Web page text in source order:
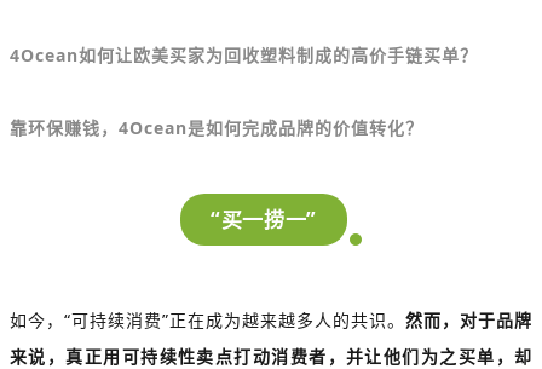
4Ocean如何让欧美买家为回收塑料制成的高价手链买单？
靠环保赚钱，4Ocean是如何完成品牌的价值转化？
“买一捞一”
如今，“可持续消费”正在成为越来越多人的共识。 然而，对于品牌
来说，真正用可持续性卖点打动消费者，并让他们为之买单，却